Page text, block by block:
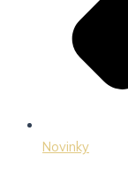
Novinky